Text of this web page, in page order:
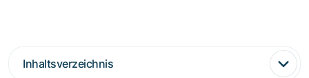
Inhaltsverzeichnis